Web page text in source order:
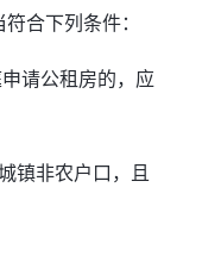
合下列条件：
请公租房的，应
镇非农户口，且